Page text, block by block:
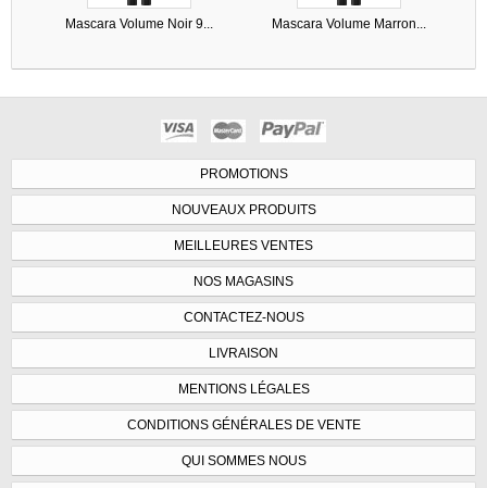
Mascara Volume Noir 9... Mascara Volume Marron...
PROMOTIONS
NOUVEAUX PRODUITS
MEILLEURES VENTES
NOS MAGASINS
CONTACTEZ-NOUS
LIVRAISON
MENTIONS LÉGALES
CONDITIONS GÉNÉRALES DE VENTE
QUI SOMMES NOUS